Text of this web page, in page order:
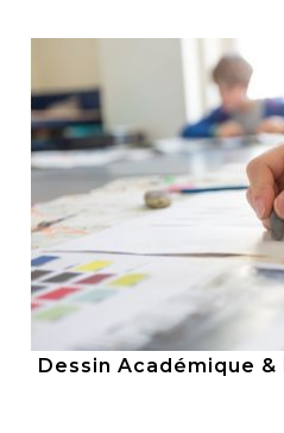
Dessin Académique &